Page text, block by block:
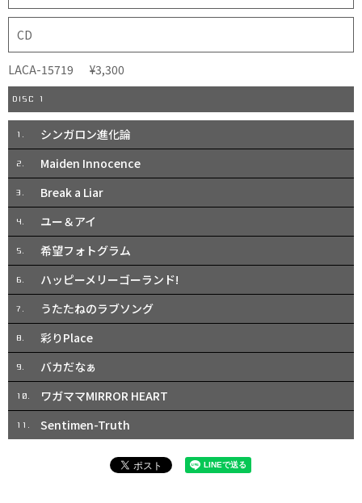
CD
LACA-15719 ¥3,300
DISC 1
1. シンガロン進化論
2. Maiden Innocence
3. Break a Liar
4. ユー＆アイ
5. 希望フォトグラム
6. ハッピーメリーゴーランド!
7. うたたねのラブソング
8. 彩りPlace
9. バカだなぁ
10. ワガママMIRROR HEART
11. Sentimen-Truth